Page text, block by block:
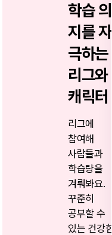
학습 의
지를 자
극하는
리그와
캐릭터
리그에
참여해
사람들과
학습량을
겨뤄봐요.
꾸준히
공부할 수
있는 건강한